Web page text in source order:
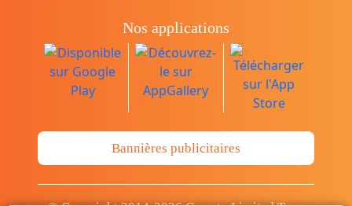
Nos applications
Bannières publicitaires